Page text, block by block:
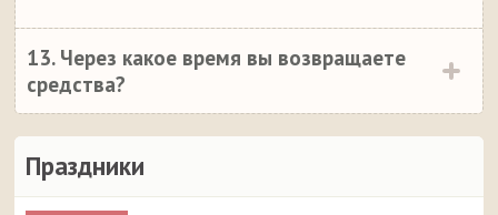
Праздники
13. Через какое время вы возвращаете
средства?